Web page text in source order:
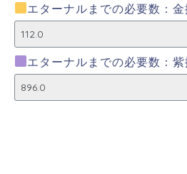
エターナルまでの必要数：
エターナルまでの必要数：